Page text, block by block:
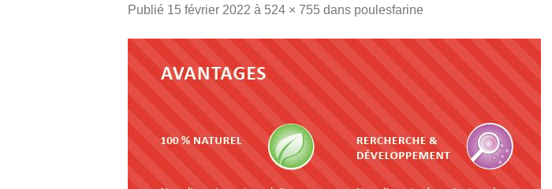
Publié 15 février 2022 à 524 × 755 dans poulesfarine